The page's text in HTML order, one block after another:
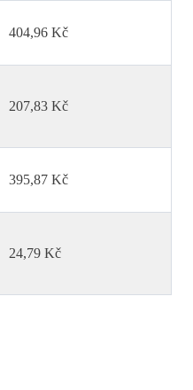
404,96 Kč
207,83 Kč
395,87 Kč
24,79 Kč